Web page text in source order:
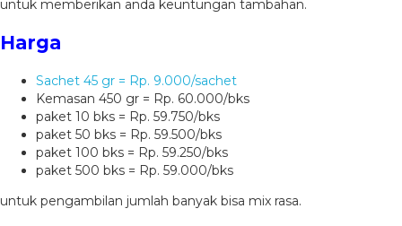
untuk memberikan anda keuntungan tambahan.
Harga
Sachet 45 gr = Rp. 9.000/sachet
Kemasan 450 gr = Rp. 60.000/bks
paket 10 bks = Rp. 59.750/bks
paket 50 bks = Rp. 59.500/bks
paket 100 bks = Rp. 59.250/bks
paket 500 bks = Rp. 59.000/bks
untuk pengambilan jumlah banyak bisa mix rasa.